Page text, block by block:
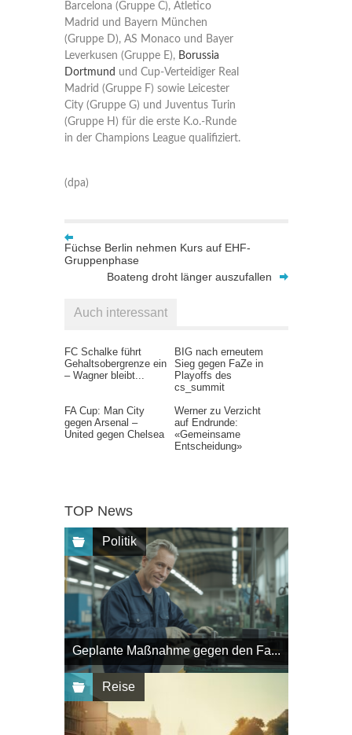
Barcelona (Gruppe C), Atletico
Madrid und Bayern München
(Gruppe D), AS Monaco und Bayer
Leverkusen (Gruppe E), Borussia
Dortmund und Cup-Verteidiger Real
Madrid (Gruppe F) sowie Leicester
City (Gruppe G) und Juventus Turin
(Gruppe H) für die erste K.o.-Runde
in der Champions League qualifiziert.
(dpa)
Füchse Berlin nehmen Kurs auf EHF-
Gruppenphase
Boateng droht länger auszufallen
Auch interessant
FC Schalke führt
Gehaltsobergrenze ein
– Wagner bleibt...
BIG nach erneutem
Sieg gegen FaZe in
Playoffs des
cs_summit
FA Cup: Man City
gegen Arsenal –
United gegen Chelsea
Werner zu Verzicht
auf Endrunde:
«Gemeinsame
Entscheidung»
TOP News
Politik
Geplante Maßnahme gegen den Fa...
Reise